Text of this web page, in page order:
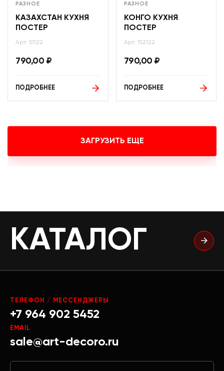
РАЗНОЕ
КАЗАХСТАН КУХНЯ
ПОСТЕР
Арт: 51122
790,00 ₽
ПОДРОБНЕЕ
РАЗНОЕ
КОНГО КУХНЯ
ПОСТЕР
Арт: 152122
790,00 ₽
ПОДРОБНЕЕ
ЗАГРУЗИТЬ ЕЩЕ
КАТАЛОГ
ТЕЛЕФОН / МЕССЕНДЖЕРЫ
+7 964 902 5452
EMAIL
sale@art-decoro.ru